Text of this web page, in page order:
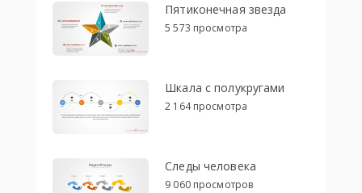
Пятиконечная звезда
5 573 просмотра
Шкала с полукругами
2 164 просмотра
Следы человека
9 060 просмотров